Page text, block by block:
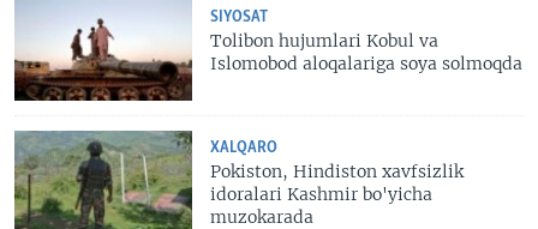
SIYOSAT
Tolibon hujumlari Kobul va
Islomobod aloqalariga soya solmoqda
XALQARO
Pokiston, Hindiston xavfsizlik
idoralari Kashmir bo'yicha
muzokarada